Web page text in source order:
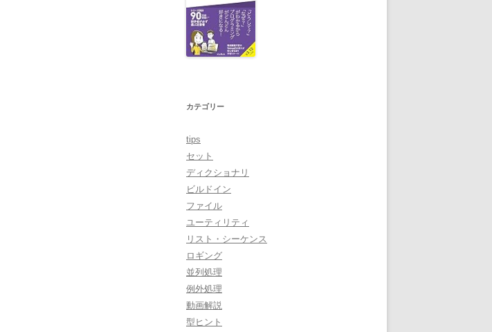
カテゴリー
tips
セット
ディクショナリ
ビルドイン
ファイル
ユーティリティ
リスト・シーケンス
ロギング
並列処理
例外処理
動画解説
型ヒント